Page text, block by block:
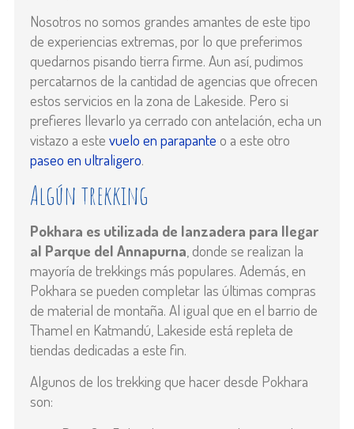
Nosotros no somos grandes amantes de este tipo
de experiencias extremas, por lo que preferimos
quedarnos pisando tierra firme. Aun así, pudimos
percatarnos de la cantidad de agencias que ofrecen
estos servicios en la zona de Lakeside. Pero si
prefieres llevarlo ya cerrado con antelación, echa un
vistazo a este vuelo en parapante o a este otro
paseo en ultraligero.
Algún trekking
Pokhara es utilizada de lanzadera para llegar
al Parque del Annapurna , donde se realizan la
mayoría de trekkings más populares. Además, en
Pokhara se pueden completar las últimas compras
de material de montaña. Al igual que en el barrio de
Thamel en Katmandú, Lakeside está repleta de
tiendas dedicadas a este fin.
Algunos de los trekking que hacer desde Pokhara
son: